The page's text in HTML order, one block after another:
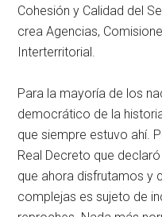
Cohesión y Calidad del
crea Agencias,
Interterritorial.
Para la mayoría de los
democrático de la
que siempre estuvo ahí.
Real Decreto que
que ahora disfrutamos y
complejas es sujeto de